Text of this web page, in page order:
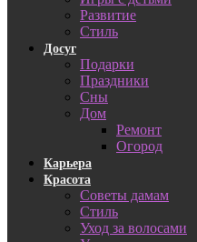
Развитие
Стиль
Досуг
Подарки
Праздники
Сны
Дом
Ремонт
Огород
Карьера
Красота
Советы дамам
Стиль
Уход за волосами